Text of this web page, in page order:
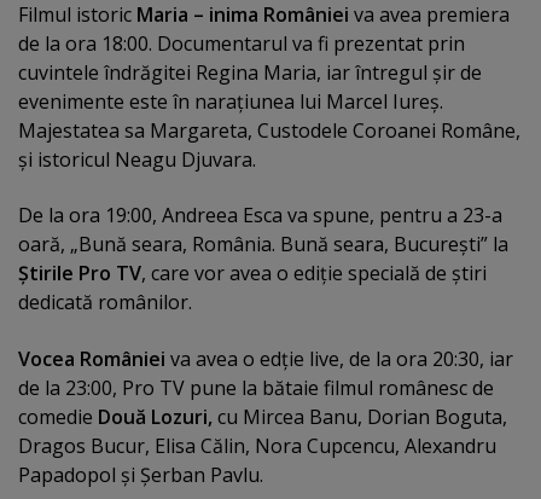
Filmul istoric Maria – inima României va avea premiera
de la ora 18:00. Documentarul va fi prezentat prin
cuvintele îndrăgitei Regina Maria, iar întregul şir de
evenimente este în naraţiunea lui Marcel Iureş.
Majestatea sa Margareta, Custodele Coroanei Române,
şi istoricul Neagu Djuvara.
De la ora 19:00, Andreea Esca va spune, pentru a 23-a
oară, „Bună seara, România. Bună seara, Bucureşti” la
Ştirile Pro TV, care vor avea o ediţie specială de ştiri
dedicată românilor.
Vocea României va avea o edţie live, de la ora 20:30, iar
de la 23:00, Pro TV pune la bătaie filmul românesc de
comedie Două Lozuri, cu Mircea Banu, Dorian Boguta,
Dragos Bucur, Elisa Călin, Nora Cupcencu, Alexandru
Papadopol şi Şerban Pavlu.